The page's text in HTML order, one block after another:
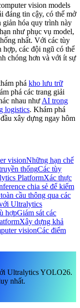
vision models
đáng tin cậy, có thể mở
hóa quy trình này
như phục vụ model,
nhất. Với các tùy
các đội ngũ có thể
chóng hơn và với ít sự
phá kho lưu trữ
phá các trang giải
nhau như AI trong
logistics. Khám phá
xây dựng ngay hôm
visionNhững hạn chế
thốngCác tùy
PlatformXác thực
chia sẻ để kiểm
cầu thông qua các
Ultralytics
hợpGiám sát các
Xây dựng khả
visionCác điểm
Ultralytics YOLO26.
nhất.